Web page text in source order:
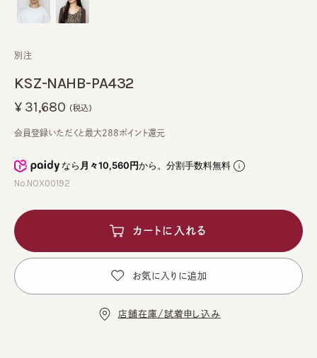
KSZ-NAHB-PA432
別注
なら月々10,560円から。分割手数料無料
No.NOX00192
¥31,680 (税込)
会員登録いただくと最大288ポイント還元
カートに入れる
お気に入りに追加
店舗在庫/試着申し込み